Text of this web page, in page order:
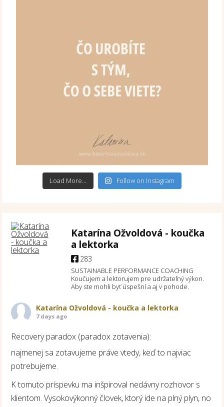
Load More... Follow on Instagram
Katarína Ožvoldová - koučka
a lektorka
283
SUSTAINABLE PERFORMANCE COACHING
Koučujem a lektorujem pre udržateľný výkon.
Aby ste mohli byť úspešní a aj v pohode.
Katarína Ožvoldová - koučka a lektorka
7 days ago
Recovery paradox (paradox zotavenia):
najmenej sa zotavujeme práve vtedy, keď to najviac
potrebujeme.
K tomuto príspevku ma inšpiroval nedávny rozhovor s
klientom. Vysokovýkonný človek, ktorý ide na plný plyn, no